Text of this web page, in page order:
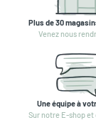
Plus de 30
Venez nous
Une équipe à
Sur notre E-shop et